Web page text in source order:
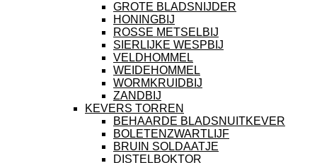
GROTE BLADSNIJDER
HONINGBIJ
ROSSE METSELBIJ
SIERLIJKE WESPBIJ
VELDHOMMEL
WEIDEHOMMEL
WORMKRUIDBIJ
ZANDBIJ
KEVERS TORREN
BEHAARDE BLADSNUITKEVER
BOLETENZWARTLIJF
BRUIN SOLDAATJE
DISTELBOKTOR